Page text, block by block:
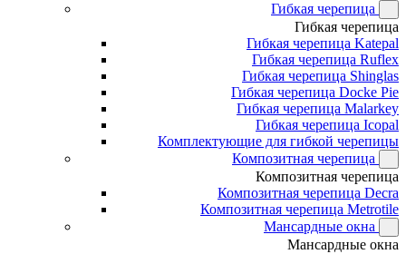
Гибкая черепица
Гибкая черепица
Гибкая черепица Katepal
Гибкая черепица Ruflex
Гибкая черепица Shinglas
Гибкая черепица Docke Pie
Гибкая черепица Malarkey
Гибкая черепица Icopal
Комплектующие для гибкой черепицы
Композитная черепица
Композитная черепица
Композитная черепица Decra
Композитная черепица Metrotile
Мансардные окна
Мансардные окна